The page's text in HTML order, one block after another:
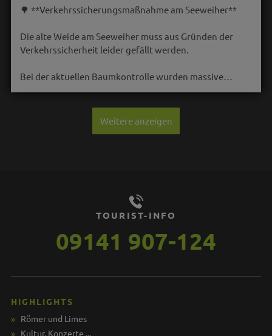
🌳 **Verkehrssicherungsmaßnahme am Seeweiher**
Die alte Weide am Seeweiher muss aus Gründen der
Verkehrssicherheit leider gefällt werden.
Bei der aktuellen Baumkontrolle wurden massive…
Weitere anzeigen
TOURIST-INFO
09141 907-124
HIGHLIGHTS
Römer und Limes
Kultur, Konzerte ...